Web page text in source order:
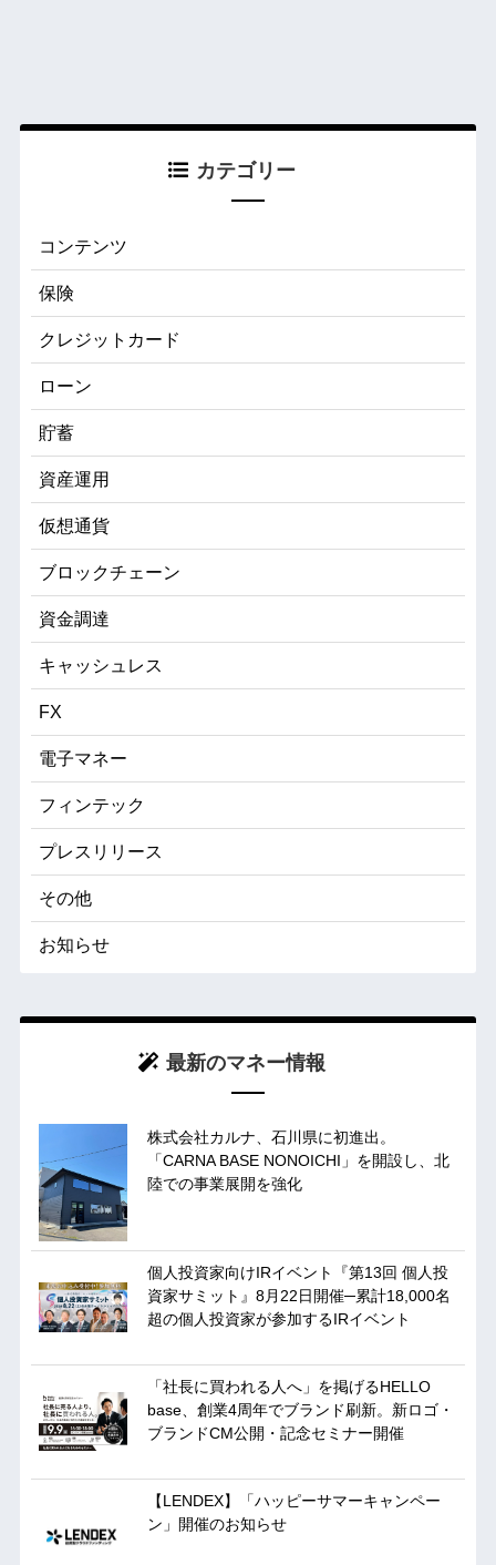
カテゴリー
コンテンツ
保険
クレジットカード
ローン
貯蓄
資産運用
仮想通貨
ブロックチェーン
資金調達
キャッシュレス
FX
電子マネー
フィンテック
プレスリリース
その他
お知らせ
最新のマネー情報
株式会社カルナ、石川県に初進出。
「CARNA BASE NONOICHI」を開設し、北
陸での事業展開を強化
個人投資家向けIRイベント『第13回 個人投
資家サミット』8月22日開催─累計18,000名
超の個人投資家が参加するIRイベント
「社長に買われる人へ」を掲げるHELLO
base、創業4周年でブランド刷新。新ロゴ・
ブランドCM公開・記念セミナー開催
【LENDEX】「ハッピーサマーキャンペー
ン」開催のお知らせ